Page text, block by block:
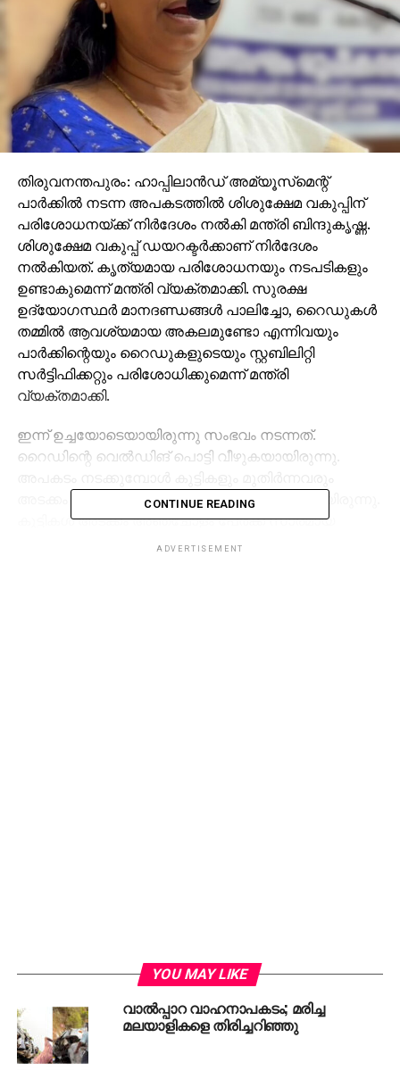
തിരുവനന്തപുരം: ഹാപ്പിലാന്‍ഡ് അമ്യൂസ്‌മെന്റ്
പാര്‍ക്കില്‍ നടന്ന അപകടത്തില്‍ ശിശുക്ഷേമ വകുപ്പിന്
പരിശോധനയ്ക്ക് നിര്‍ദേശം നല്‍കി മന്ത്രി ബിന്ദുകൃഷ്ണ.
ശിശുക്ഷേമ വകുപ്പ് ഡയറക്ടര്‍ക്കാണ് നിര്‍ദേശം
നല്‍കിയത്. കൃത്യമായ പരിശോധനയും നടപടികളും
ഉണ്ടാകുമെന്ന് മന്ത്രി വ്യക്തമാക്കി. സുരക്ഷ
ഉദ്യോഗസ്ഥര്‍ മാനദണ്ഡങ്ങള്‍ പാലിച്ചോ, റൈഡുകള്‍
തമ്മില്‍ ആവശ്യമായ അകലമുണ്ടോ എന്നിവയും
പാര്‍ക്കിന്റെയും റൈഡുകളുടെയും സ്റ്റബിലിറ്റി
സര്‍ട്ടിഫിക്കറ്റും പരിശോധിക്കുമെന്ന് മന്ത്രി
വ്യക്തമാക്കി.
ഇന്ന് ഉച്ചയോടെയായിരുന്നു സംഭവം നടന്നത്.
റൈഡിന്റെ വെല്‍ഡിങ് പൊട്ടി വീഴുകയായിരുന്നു.
അടക്കം പതിനഞ്ചോളം പേര്‍ റൈഡില്‍ ഉണ്ടായിരുന്നു.
കുട്ടികള്‍ അടക്കം അഞ്ചോളം പേര്‍ക്ക് സാരമായ
പരിക്കേറ്റു. തമിഴ്നാട് നാഗര്‍കോവില്‍ സ്വദേശികളായ
CONTINUE READING
ADVERTISEMENT
YOU MAY LIKE
വാല്‍പ്പാറ വാഹനാപകടം; മരിച്ച
മലയാളികളെ തിരിച്ചറിഞ്ഞു